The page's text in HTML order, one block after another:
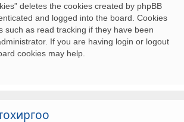
deletes the cookies created by phpBB
and logged into the board. Cookies
such as read tracking if they have been
If you are having login or logout
cookies may help.